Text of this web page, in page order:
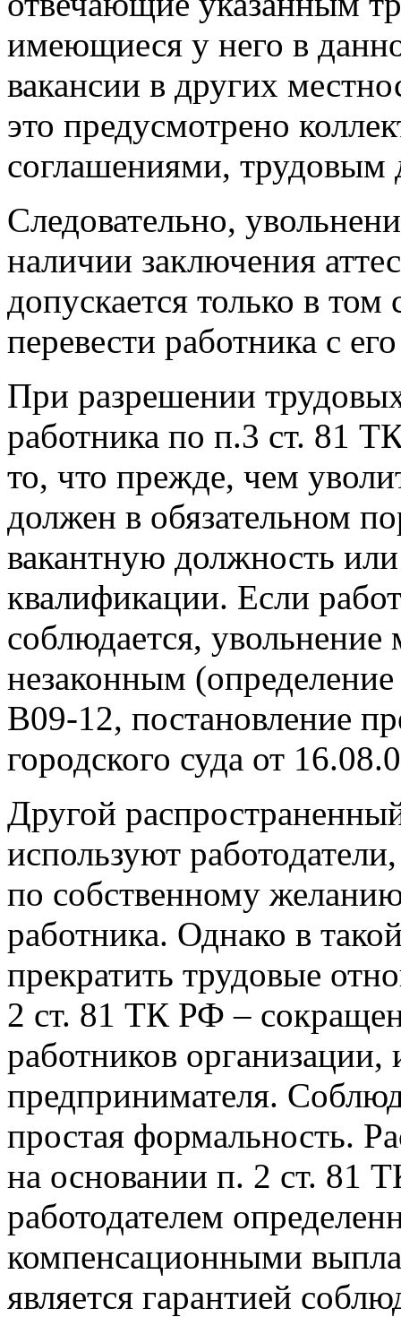
имеющиеся у него в
вакансии в других
это предусмотрено
соглашениями, трудовым
Следовательно,
наличии заключения
допускается только в
перевести работника с
При разрешении
работника по п.3 ст. 81
то, что прежде, чем
должен в обязательном
вакантную должность
квалификации. Если
соблюдается,
незаконным
В09-12, постановление
городского суда от
Другой
используют
по собственному
работника. Однако в
прекратить трудовые
2 ст. 81 ТК РФ –
работников организации,
предпринимателя.
простая формальность.
на основании п. 2 ст. 81
работодателем
компенсационными
является гарантией